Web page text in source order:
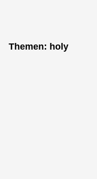
Themen: holy